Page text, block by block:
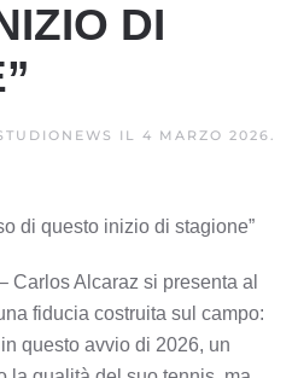
DI
IL 4 MARZO 2026.
di questo inizio di stagione”
Carlos Alcaraz si presenta al
fiducia costruita sul campo:
questo avvio di 2026, un